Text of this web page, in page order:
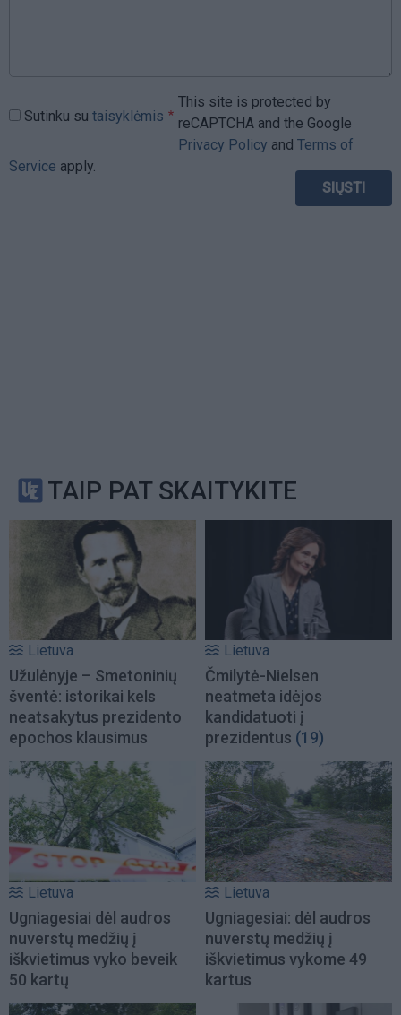
Sutinku su taisyklėmis
This site is protected by
reCAPTCHA and the Google
Privacy Policy and Terms of
Service apply.
TAIP PAT SKAITYKITE
Lietuva
Užulėnyje – Smetoninių
šventė: istorikai kels
neatsakytus prezidento
epochos klausimus
Lietuva
Čmilytė-Nielsen
neatmeta idėjos
kandidatuoti į
prezidentus (19)
Lietuva
Ugniagesiai dėl audros
nuverstų medžių į
iškvietimus vyko beveik
50 kartų
Lietuva
Ugniagesiai: dėl audros
nuverstų medžių į
iškvietimus vykome 49
kartus